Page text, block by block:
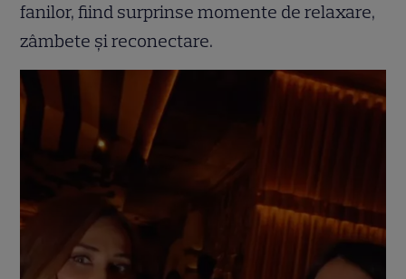
fanilor, fiind surprinse momente de relaxare,
zâmbete și reconectare.